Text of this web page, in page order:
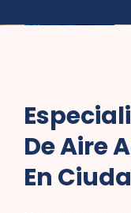
De Aire
En